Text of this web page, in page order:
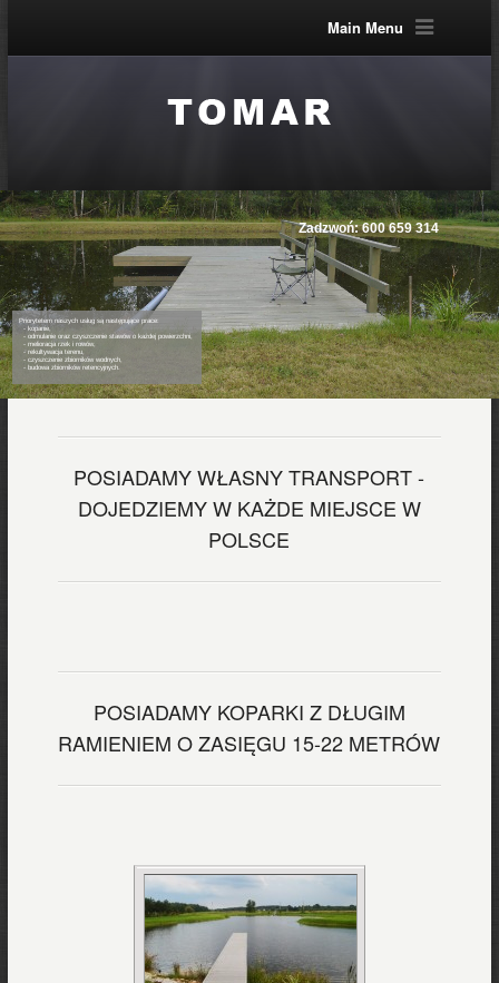
Main Menu
Priorytetem naszych usług są następujące prace:
  - kopanie,
  - odmulanie oraz czyszczenie stawów o każdej powierzchni,
  - melioracja rzek i rowów,
  - rekultywacja terenu,
  - czyszczenie zbiorników wodnych,
  - budowa zbiorników retencyjnych.
Zadzwoń: 600 659 314
POSIADAMY WŁASNY TRANSPORT -
DOJEDZIEMY W KAŻDE MIEJSCE W
POLSCE
POSIADAMY KOPARKI Z DŁUGIM
RAMIENIEM O ZASIĘGU 15-22 METRÓW